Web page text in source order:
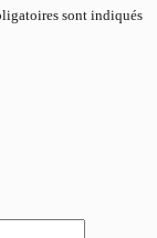
sont indiqués